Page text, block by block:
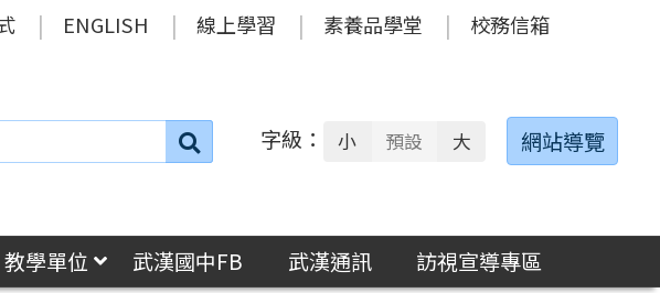
ENGLISH 線上學習 素養品學堂 校務信箱
搜
字級： 小 預設 大 網站導覽
教學單位 武漢國中FB 武漢通訊
訪視宣導專區